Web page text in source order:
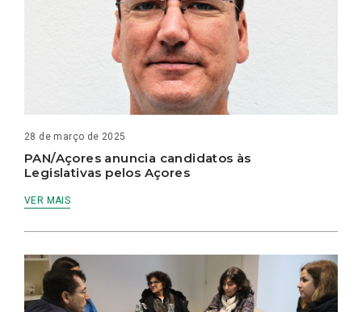
28 de março de 2025
PAN/Açores anuncia candidatos às
Legislativas pelos Açores
VER MAIS